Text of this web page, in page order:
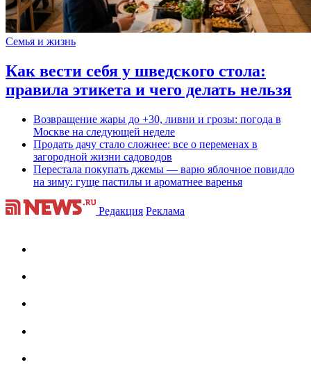
Семья и жизнь
Как вести себя у шведского стола:
правила этикета и чего делать нельзя
Возвращение жары до +30, ливни и грозы: погода в
Москве на следующей неделе
Продать дачу стало сложнее: все о переменах в
загородной жизни садоводов
Перестала покупать джемы — варю яблочное повидло
на зиму: гуще пастилы и ароматнее варенья
Редакция Реклама